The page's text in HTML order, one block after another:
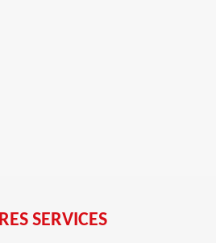
SERVICES